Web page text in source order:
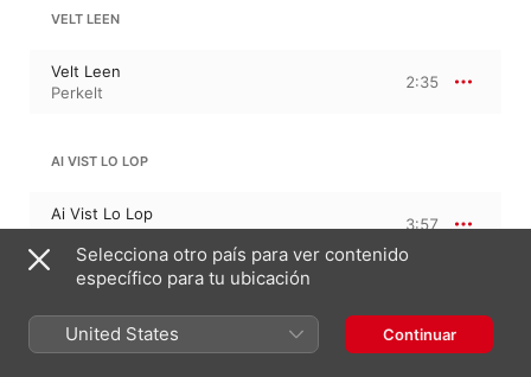
VELT LEEN
Velt Leen
Perkelt
2:35
AI VIST LO LOP
Ai Vist Lo Lop
Perkelt
3:57
The Willow Song
Selecciona otro país para ver contenido
específico para tu ubicación
United States Continuar